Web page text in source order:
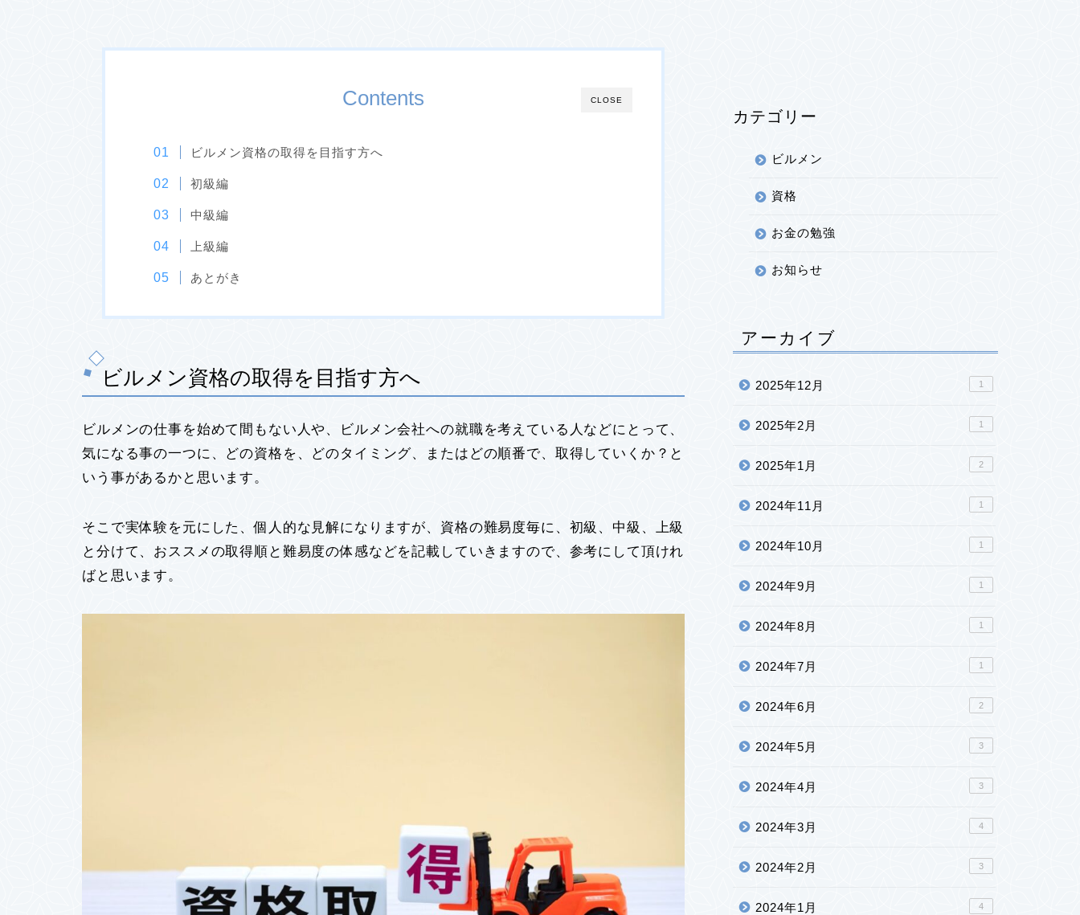
CLOSE
Contents
ビルメン資格の取得を目指す方へ
初級編
中級編
上級編
あとがき
ビルメン資格の取得を目指す方へ
ビルメンの仕事を始めて間もない人や、ビルメン会社への就職を考えている人などにとって、
気になる事の一つに、どの資格を、どのタイミング、またはどの順番で、取得していくか？と
いう事があるかと思います。
そこで実体験を元にした、個人的な見解になりますが、資格の難易度毎に、初級、中級、上級
と分けて、おススメの取得順と難易度の体感などを記載していきますので、参考にして頂けれ
ばと思います。
カテゴリー
ビルメン
資格
お金の勉強
お知らせ
アーカイブ
2025年12月 1
2025年2月 1
2025年1月 2
2024年11月 1
2024年10月 1
2024年9月 1
2024年8月 1
2024年7月 1
2024年6月 2
2024年5月 3
2024年4月 3
2024年3月 4
2024年2月 3
2024年1月 4